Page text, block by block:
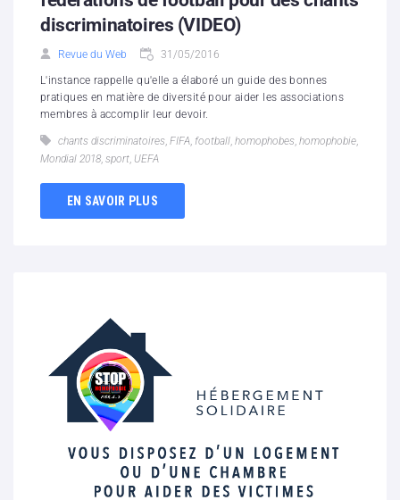
discriminatoires (VIDEO)
Revue du Web 31/05/2016
L'instance rappelle qu'elle a élaboré un guide des bonnes
pratiques en matière de diversité pour aider les associations
membres à accomplir leur devoir.
chants discriminatoires, FIFA, football, homophobes, homophobie,
Mondial 2018, sport, UEFA
EN SAVOIR PLUS